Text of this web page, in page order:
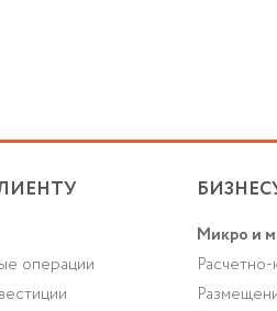
операции
Микро и